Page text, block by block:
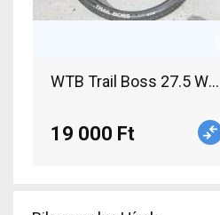
WTB Trail Boss 27.5
19 000 Ft